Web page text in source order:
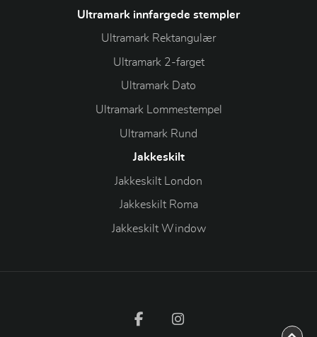
Ultramark innfargede stempler
Ultramark Rektangulær
Ultramark 2-farget
Ultramark Dato
Ultramark Lommestempel
Ultramark Rund
Jakkeskilt
Jakkeskilt London
Jakkeskilt Roma
Jakkeskilt Window